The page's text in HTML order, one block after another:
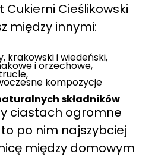
Cukierni Cieślikowski
między innymi:
krakowski i wiedeński,
i orzechowe,
kompozycje
składników
ciastach ogromne
po nim najszybciej
między domowym